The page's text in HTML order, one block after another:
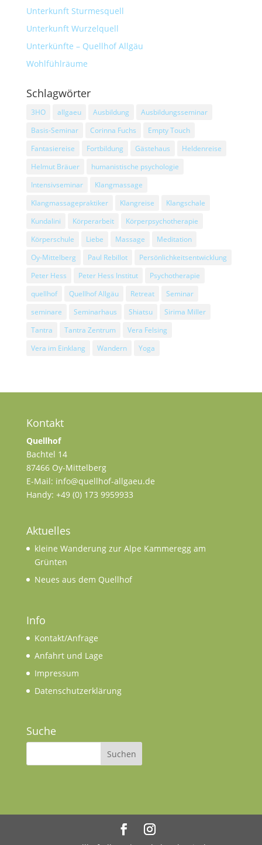
Unterkunft Sturmesquell
Unterkunft Wurzelquell
Unterkünfte – Quellhof Allgäu
Wohlfühlräume
Schlagwörter
3HO allgaeu Ausbildung
Ausbildungsseminar
Basis-Seminar
Corinna Fuchs
Empty Touch
Fantasiereise
Fortbildung Gästehaus
Heldenreise
Helmut Bräuer
humanistische psychologie
Intensivseminar
Klangmassage
Klangmassagepraktiker
Klangreise
Klangschale
Kundalini
Körperarbeit
Körperpsychotherapie
Körperschule
Liebe Massage
Meditation
Oy-Mittelberg
Paul Rebillot
Persönlichkeitsentwicklung
Peter Hess
Peter Hess Institut
Psychotherapie
quellhof
Quellhof Allgäu Retreat
Seminar
seminare
Seminarhaus Shiatsu
Sirima Miller
Tantra
Tantra Zentrum
Vera Felsing
Vera im Einklang
Wandern Yoga
Kontakt
Quellhof
Bachtel 14
87466 Oy-Mittelberg
E-Mail: info@quellhof-allgaeu.de
Handy: +49 (0) 173 9959933
Aktuelles
kleine Wanderung zur Alpe Kammeregg am
Grünten
Neues aus dem Quellhof
Info
Kontakt/Anfrage
Anfahrt und Lage
Impressum
Datenschutzerklärung
Suche